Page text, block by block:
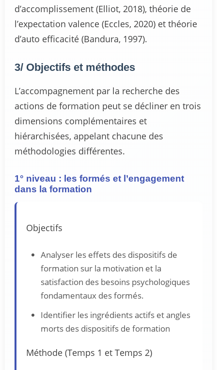
d’accomplissement (Elliot, 2018), théorie de
l’expectation valence (Eccles, 2020) et théorie
d’auto efficacité (Bandura, 1997).
3/ Objectifs et méthodes
L’accompagnement par la recherche des
actions de formation peut se décliner en trois
dimensions complémentaires et
hiérarchisées, appelant chacune des
méthodologies différentes.
1° niveau : les formés et l’engagement
dans la formation
Objectifs
Analyser les effets des dispositifs de
formation sur la motivation et la
satisfaction des besoins psychologiques
fondamentaux des formés.
Identifier les ingrédients actifs et angles
morts des dispositifs de formation
Méthode (Temps 1 et Temps 2)